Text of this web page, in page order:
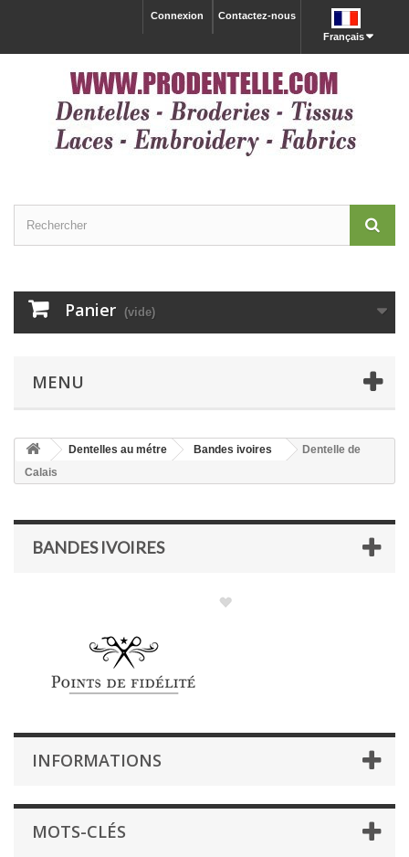
Français
Contactez-nous
Connexion
Panier (vide)
MENU
Dentelles au métre Bandes ivoires
Dentelle de
Calais
BANDES IVOIRES
INFORMATIONS
MOTS-CLÉS